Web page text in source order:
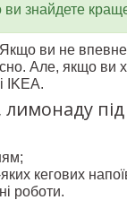
знайдете краще
ви не
Але, якщо ви
IKEA.
кегових
роботи.